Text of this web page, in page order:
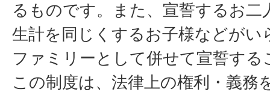
るものです。また、宣誓するお二
生計を同じくするお子様などがい
ファミリーとして併せて宣誓す
この制度は、法律上の権利・義務